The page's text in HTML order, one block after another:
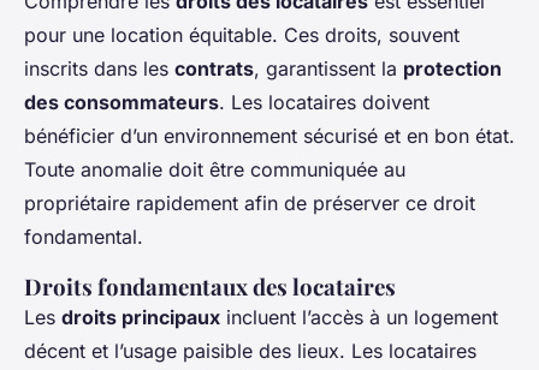
pour une location équitable. Ces droits, souvent
inscrits dans les contrats, garantissent la protection
des consommateurs. Les locataires doivent
bénéficier d’un environnement sécurisé et en bon état.
Toute anomalie doit être communiquée au
propriétaire rapidement afin de préserver ce droit
fondamental.
Droits fondamentaux des locataires
Les droits principaux incluent l’accès à un logement
décent et l’usage paisible des lieux. Les locataires